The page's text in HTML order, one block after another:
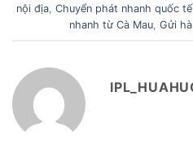
nội địa, Chuyển phát nhanh quốc tế
nhanh từ Cà Mau, Gửi